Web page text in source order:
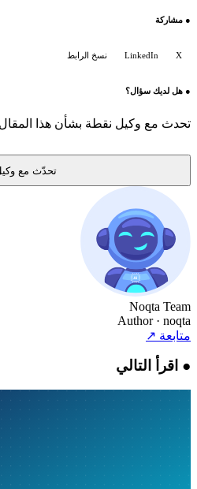
●مشاركة
LinkedIn نسخ الرابط
●هل لديك سؤال؟
تحدث مع وكيل نقطة بشأن هذا المقال.
تحدّث مع وكيل
Noqta Team
Author · noqta
متابعة↗
●اقرأ التالي